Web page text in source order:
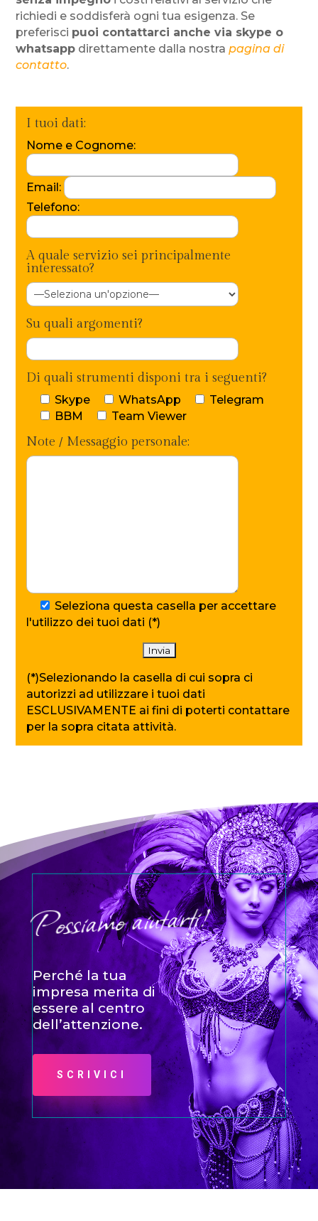
richiedi e soddisferà ogni tua esigenza. Se
preferisci puoi contattarci anche via skype o
whatsapp direttamente dalla nostrapagina di
contatto.
I tuoi dati:
Nome e Cognome:
Email:
Telefono:
A quale servizio sei principalmente
interessato?
Su quali argomenti?
Di quali strumenti disponi tra i seguenti?
Skype WhatsApp
Telegram
BBM
Team Viewer
Note / Messaggio personale:
Seleziona questa casella per accettare
l'utilizzo dei tuoi dati (*)
(*)Selezionando la casella di cui sopra ci
autorizzi ad utilizzare i tuoi dati
ESCLUSIVAMENTE ai fini di poterti contattare
per la sopra citata attività.
Possiamo aiutarti!
Perché la tua
impresa merita di
essere al centro
dell’attenzione.
SCRIVICI